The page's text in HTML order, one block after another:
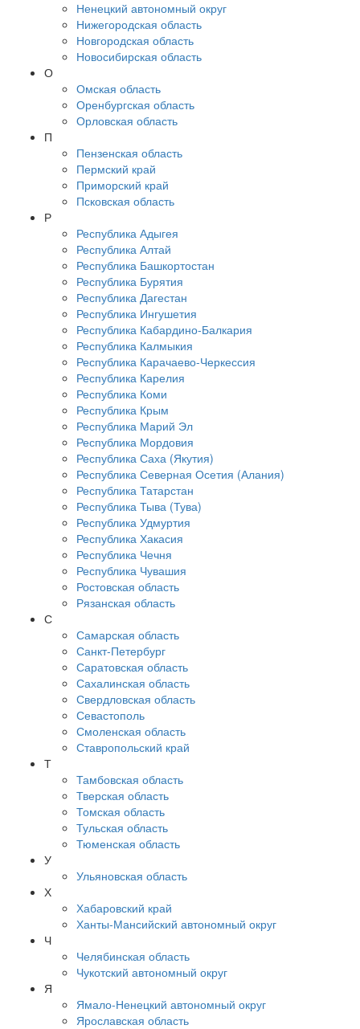
Ненецкий автономный округ
Нижегородская область
Новгородская область
Новосибирская область
О
Омская область
Оренбургская область
Орловская область
П
Пензенская область
Пермский край
Приморский край
Псковская область
Р
Республика Адыгея
Республика Алтай
Республика Башкортостан
Республика Бурятия
Республика Дагестан
Республика Ингушетия
Республика Кабардино-Балкария
Республика Калмыкия
Республика Карачаево-Черкессия
Республика Карелия
Республика Коми
Республика Крым
Республика Марий Эл
Республика Мордовия
Республика Саха (Якутия)
Республика Северная Осетия (Алания)
Республика Татарстан
Республика Тыва (Тува)
Республика Удмуртия
Республика Хакасия
Республика Чечня
Республика Чувашия
Ростовская область
Рязанская область
С
Самарская область
Санкт-Петербург
Саратовская область
Сахалинская область
Свердловская область
Севастополь
Смоленская область
Ставропольский край
Т
Тамбовская область
Тверская область
Томская область
Тульская область
Тюменская область
У
Ульяновская область
Х
Хабаровский край
Ханты-Мансийский автономный округ
Ч
Челябинская область
Чукотский автономный округ
Я
Ямало-Ненецкий автономный округ
Ярославская область